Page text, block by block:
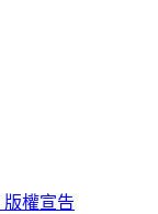
版權宣告